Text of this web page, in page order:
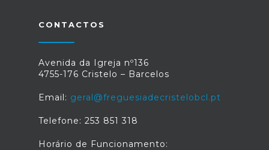
CONTACTOS
Avenida da Igreja nº136
4755-176 Cristelo – Barcelos
Email: geral@freguesiadecristelobcl.pt
Telefone: 253 851 318
Horário de Funcionamento: